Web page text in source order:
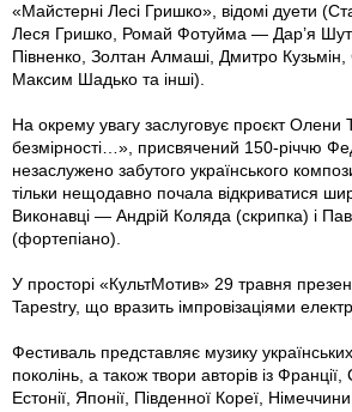
«Майстерні Лесі Гришко», відомі дуети
Леся Гришко, Ромай Фотуйма — Дар’я
Півненко, Золтан Алмаші, Дмитро
Максим Шадько та інші).
На окрему увагу заслуговує проєкт Олени
безмірності…», присвячений 150-річчю
незаслужено забутого українського
тільки нещодавно почала відкриватися
Виконавці — Андрій Коляда (скрипка) і
(фортепіано).
У просторі «КультМотив» 29 травня
Tapestry, що вразить імпровізаціями
Фестиваль представляє музику
поколінь, а також твори авторів із
Естонії, Японії, Південної Кореї,